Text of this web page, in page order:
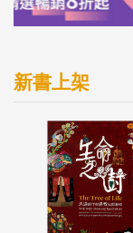
新書上架